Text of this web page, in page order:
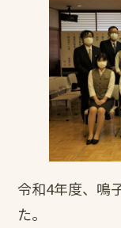
令和4年度、鳴
た。